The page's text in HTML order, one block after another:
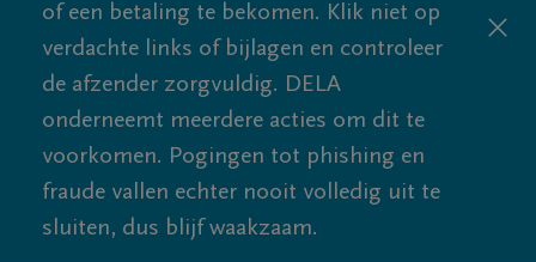
of een betaling te bekomen. Klik niet op
verdachte links of bijlagen en controleer
de afzender zorgvuldig. DELA
onderneemt meerdere acties om dit te
voorkomen. Pogingen tot phishing en
fraude vallen echter nooit volledig uit te
sluiten, dus blijf waakzaam.